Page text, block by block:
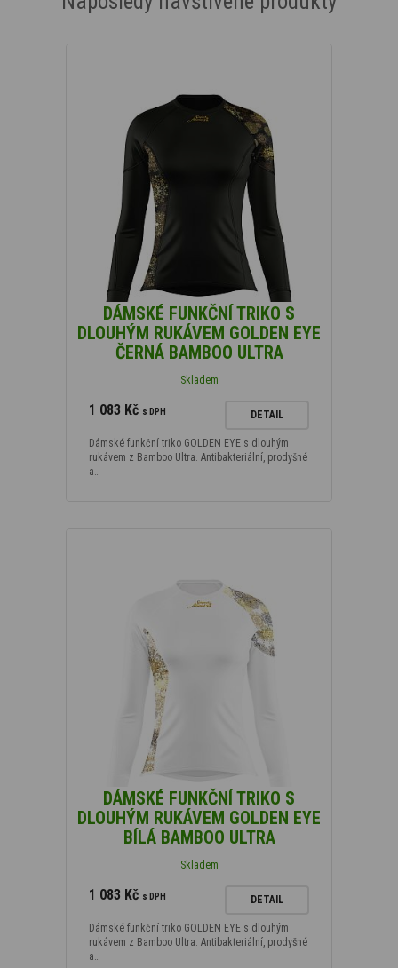
DÁMSKÉ FUNKČNÍ TRIKO S
DLOUHÝM RUKÁVEM GOLDEN EYE
ČERNÁ BAMBOO ULTRA
Skladem
1 083 Kč s DPH DETAIL
Dámské funkční triko GOLDEN EYE s dlouhým
rukávem z Bamboo Ultra. Antibakteriální, prodyšné
a…
DÁMSKÉ FUNKČNÍ TRIKO S
DLOUHÝM RUKÁVEM GOLDEN EYE
BÍLÁ BAMBOO ULTRA
Skladem
1 083 Kč s DPH DETAIL
Dámské funkční triko GOLDEN EYE s dlouhým
rukávem z Bamboo Ultra. Antibakteriální, prodyšné
a…